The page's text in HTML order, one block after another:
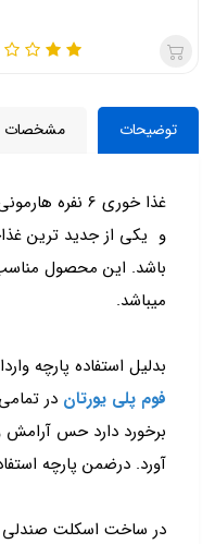
توضیحات مشخصات
غذا خوری 6
و یکی از جدید ترین
باشد. این محصول
میباشد.
بدلیل استفاده پارچه
فوم پلی یورتان در
برخورد دارد حس آرامش
آورد. درضمن پارچه
در ساخت اسکلت صندلی